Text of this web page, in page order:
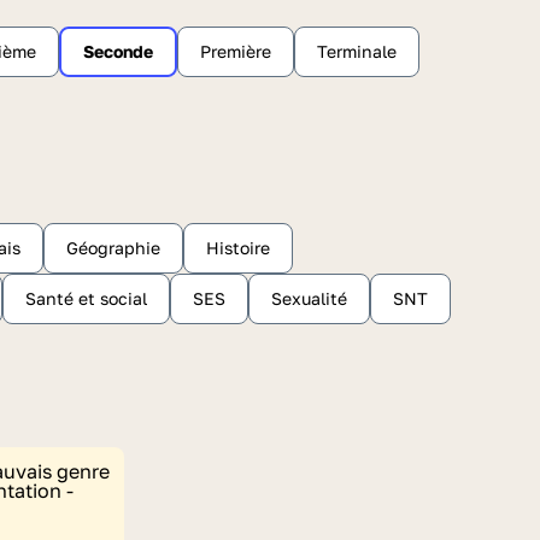
Seconde Première Terminale
Géographie Histoire
Santé et social SES Sexualité SNT